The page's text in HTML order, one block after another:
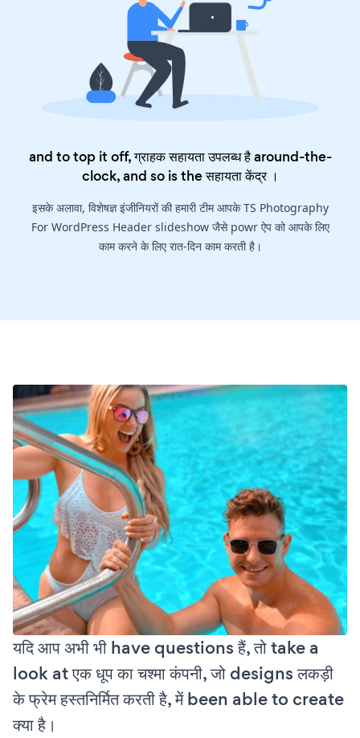
and to top it off, ग्राहक सहायता उपलब्ध है around-the-
clock, and so is theसहायता केंद्र।
इसके अलावा, विशेषज्ञ इंजीनियरों की हमारी टीम आपके TS Photography
For WordPress Header slideshow जैसे powr ऐप को आपके लिए
काम करने के लिए रात-दिन काम करती है।
यदि आप अभी भी have questions हैं, तो take a
look at एक धूप का चश्मा कंपनी, जो designs लकड़ी
के फ्रेम हस्तनिर्मित करती है, में been able to create
क्या है।